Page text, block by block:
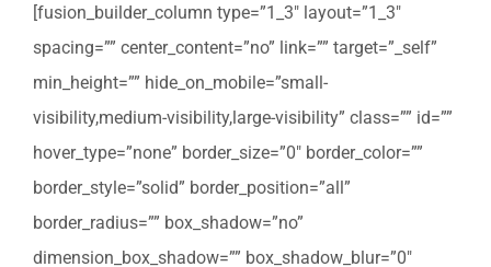
[fusion_builder_column type=”1_3″ layout=”1_3″
spacing=”” center_content=”no” link=”” target=”_self”
min_height=”” hide_on_mobile=”small-
visibility,medium-visibility,large-visibility” class=”” id=””
hover_type=”none” border_size=”0″ border_color=””
border_style=”solid” border_position=”all”
border_radius=”” box_shadow=”no”
dimension_box_shadow=”” box_shadow_blur=”0″